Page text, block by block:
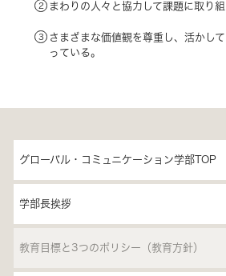
まわりの人々と協力して課題に取り
さまざまな価値観を尊重し、活かし
っている。
グローバル・コミュニケーション学部TOP
学部長挨拶
教育目標と3つのポリシー（教育方針）